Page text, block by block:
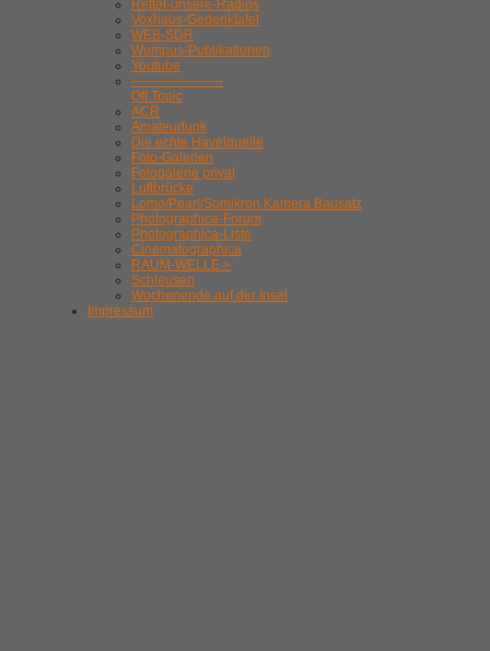
Rettet-unsere-Radios
Voxhaus-Gedenktafel
WEB-SDR
Wumpus-Publikationen
Youtube
---------------------
Off Topic
ACR
Amateurfunk
Die echte Havelquelle
Foto-Galerien
Fotogalerie privat
Luftbrücke
Lomo/Pearl/Somikron Kamera Bausatz
Photographica-Forum
Photographica-Liste
Cinematographica
RAUM-WELLE >
Schleusen
Wochenende auf der Insel
Impressum